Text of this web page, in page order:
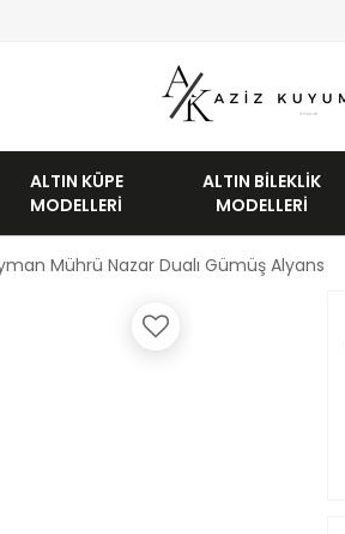
ALTIN KÜPE
MODELLERI
ALTIN BILEKLIK
MODELLERI
Mührü Nazar Dualı Gümüş Alyans